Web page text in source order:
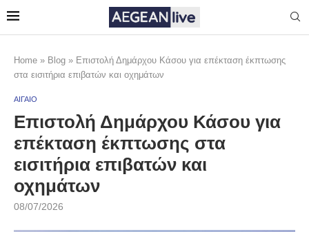
Home » Blog » Επιστολή Δημάρχου Κάσου για επέκταση έκπτωσης
στα εισιτήρια επιβατών και οχημάτων
ΑΙΓΑΙΟ
Επιστολή Δημάρχου Κάσου για
επέκταση έκπτωσης στα
εισιτήρια επιβατών και
οχημάτων
08/07/2026